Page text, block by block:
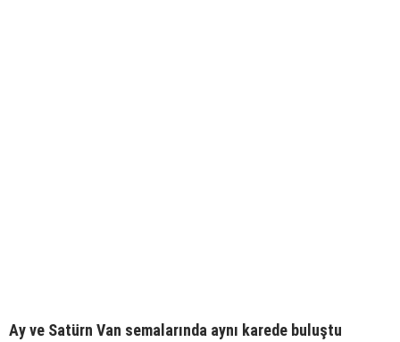
Ay ve Satürn Van semalarında aynı karede buluştu